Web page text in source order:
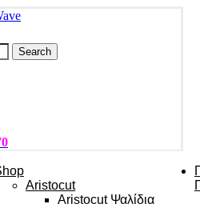
Search
Aristocut
Aristocut Ψαλίδια